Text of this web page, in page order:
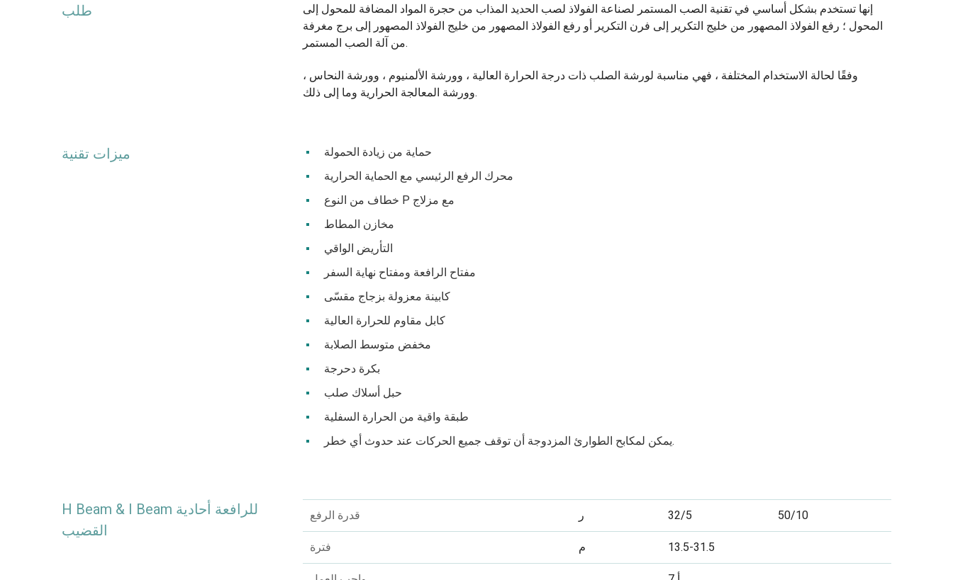
طلب
إنها تستخدم بشكل أساسي في تقنية الصب المستمر لصناعة الفولاذ لصب الحديد المذاب من حجرة المواد المضافة للمحول إلى
المحول ؛ رفع الفولاذ المصهور من خليج التكرير إلى فرن التكرير أو رفع الفولاذ المصهور من خليج الفولاذ المصهور إلى برج مغرفة
من آلة الصب المستمر.
وفقًا لحالة الاستخدام المختلفة ، فهي مناسبة لورشة الصلب ذات درجة الحرارة العالية ، وورشة الألمنيوم ، وورشة النحاس ،
وورشة المعالجة الحرارية وما إلى ذلك.
ميزات تقنية
حماية من زيادة الحمولة
محرك الرفع الرئيسي مع الحماية الحرارية
خطاف من النوع P مع مزلاج
مخازن المطاط
التأريض الواقي
مفتاح الرافعة ومفتاح نهاية السفر
كابينة معزولة بزجاج مقسّى
كابل مقاوم للحرارة العالية
مخفض متوسط الصلابة
بكرة دحرجة
حبل أسلاك صلب
طبقة واقية من الحرارة السفلية
يمكن لمكابح الطوارئ المزدوجة أن توقف جميع الحركات عند حدوث أي خطر.
H Beam & I Beam للرافعة أحادية
القضيب
قدرة الرفع ر 32/5
50/10
فترة
م
13.5-31.5